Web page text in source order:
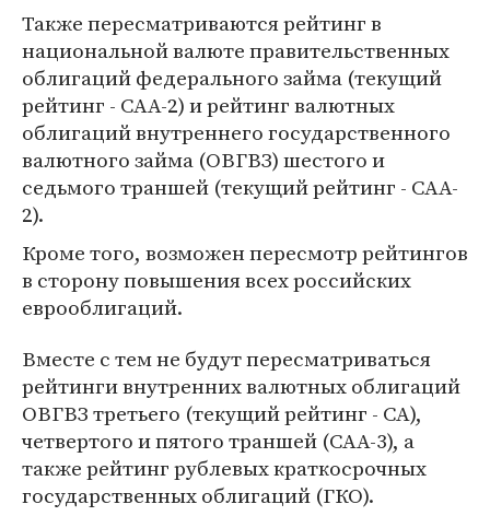
Также пересматриваются рейтинг в
национальной валюте правительственных
облигаций федерального займа (текущий
рейтинг - CAA-2) и рейтинг валютных
облигаций внутреннего государственного
валютного займа (ОВГВЗ) шестого и
седьмого траншей (текущий рейтинг - CAA-
2).
Кроме того, возможен пересмотр рейтингов
в сторону повышения всех российских
еврооблигаций.
Вместе с тем не будут пересматриваться
рейтинги внутренних валютных облигаций
ОВГВЗ третьего (текущий рейтинг - CA),
четвертого и пятого траншей (CAA-3), а
также рейтинг рублевых краткосрочных
государственных облигаций (ГКО).